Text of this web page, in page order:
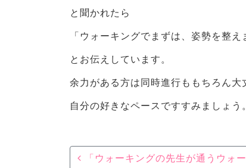
と聞かれたら
「ウォーキングでまずは、姿勢を整え
とお伝えしています。
余力がある方は同時進行ももちろん大
自分の好きなペースですすみましょう
Post navigation
「ウォーキングの先生が通うウォ